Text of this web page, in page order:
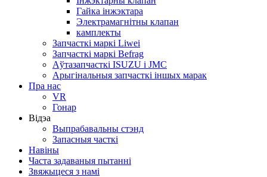
Гайка інжэктара
Электрамагнітны клапан
камплекты
Запчасткі маркі Liwei
Запчасткі маркі Befrag
Аўтазапчасткі ISUZU і JMC
Арыгінальныя запчасткі іншых марак
Пра нас
VR
Гонар
Відэа
Выпрабавальны стэнд
Запасныя часткі
Навіны
Часта задаваныя пытанні
Звяжыцеся з намі